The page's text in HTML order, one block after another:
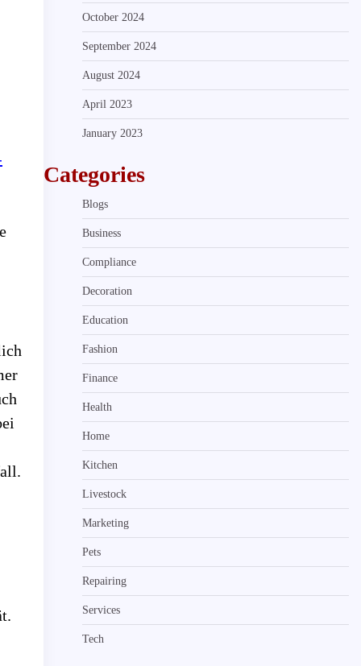
October 2024
September 2024
August 2024
April 2023
January 2023
Categories
Blogs
Business
Compliance
Decoration
Education
Fashion
Finance
Health
Home
Kitchen
Livestock
Marketing
Pets
Repairing
Services
Tech